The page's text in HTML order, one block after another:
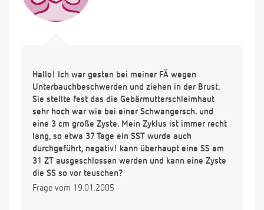
Hallo! Ich war gesten bei meiner FÄ wegen
Unterbauchbeschwerden und ziehen in der Brust.
Sie stellte fest das die Gebärmutterschleimhaut
sehr hoch war wie bei einer Schwangersch. und
eine 3 cm große Zyste. Mein Zyklus ist immer recht
lang, so etwa 37 Tage ein SST wurde auch
durchgeführt, negativ! kann überhaupt eine SS am
31 ZT ausgeschlossen werden und kann eine Zyste
die SS so vor teuschen?
Frage vom 19.01.2005